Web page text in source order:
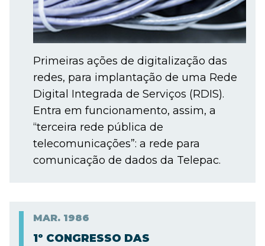
Primeiras ações de digitalização das
redes, para implantação de uma Rede
Digital Integrada de Serviços (RDIS).
Entra em funcionamento, assim, a
“terceira rede pública de
telecomunicações”: a rede para
comunicação de dados da Telepac.
MAR. 1986
1º CONGRESSO DAS